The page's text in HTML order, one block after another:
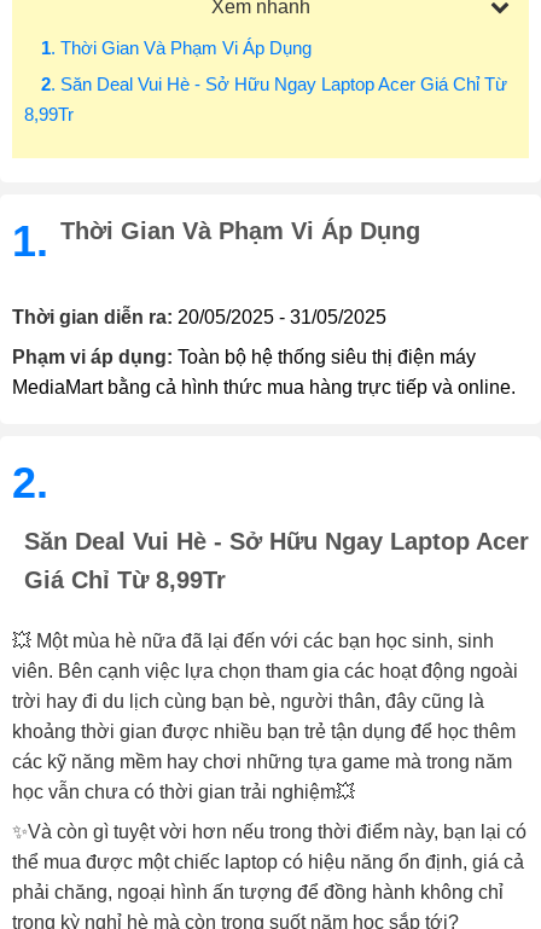
Xem nhanh
1. Thời Gian Và Phạm Vi Áp Dụng
2. Săn Deal Vui Hè - Sở Hữu Ngay Laptop Acer Giá Chỉ Từ
8,99Tr
1. Thời Gian Và Phạm Vi Áp Dụng
Thời gian diễn ra: 20/05/2025 - 31/05/2025
Phạm vi áp dụng: Toàn bộ hệ thống siêu thị điện máy
MediaMart bằng cả hình thức mua hàng trực tiếp và online.
2.
Săn Deal Vui Hè - Sở Hữu Ngay Laptop Acer
Giá Chỉ Từ 8,99Tr
💥 Một mùa hè nữa đã lại đến với các bạn học sinh, sinh
viên. Bên cạnh việc lựa chọn tham gia các hoạt động ngoài
trời hay đi du lịch cùng bạn bè, người thân, đây cũng là
khoảng thời gian được nhiều bạn trẻ tận dụng để học thêm
các kỹ năng mềm hay chơi những tựa game mà trong năm
học vẫn chưa có thời gian trải nghiệm💥
✨Và còn gì tuyệt vời hơn nếu trong thời điểm này, bạn lại có
thể mua được một chiếc laptop có hiệu năng ổn định, giá cả
phải chăng, ngoại hình ấn tượng để đồng hành không chỉ
trong kỳ nghỉ hè mà còn trong suốt năm học sắp tới?